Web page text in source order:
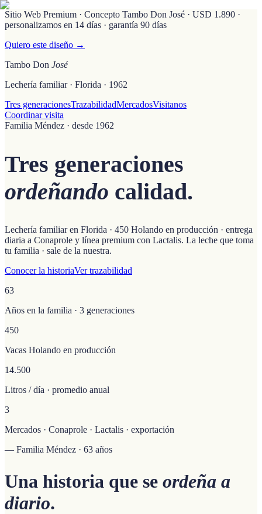
Sitio Web Premium · Concepto Tambo Don José · USD 1.890 ·
personalizamos en 14 días · garantía 90 días
Quiero este diseño →
Tambo Don José
Lechería familiar · Florida · 1962
Tres generacionesTrazabilidadMercadosVisitanos
Coordinar visita
Familia Méndez · desde 1962
Tres generaciones
ordeñando calidad.
Lechería familiar en Florida · 450 Holando en producción · entrega
diaria a Conaprole y línea premium con Lactalis. La leche que toma
tu familia · sale de la nuestra.
Conocer la historiaVer trazabilidad
63
Años en la familia · 3 generaciones
450
Vacas Holando en producción
14.500
Litros / día · promedio anual
3
Mercados · Conaprole · Lactalis · exportación
— Familia Méndez · 63 años
Una historia que se ordeña a
diario.